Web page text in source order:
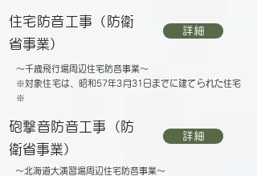
住宅防音工事（防衛
省事業）
詳細
​～千歳飛行場周辺住宅防音事業～
​※対象住宅は、昭和57年3月31日までに建てられた住宅
※
砲撃音防音工事（防
衛省事業）
詳細
​～北海道大演習場周辺住宅防音事業～